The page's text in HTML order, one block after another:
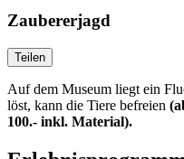
Zaubererjagd
Teilen
Auf dem Museum liegt ein
löst, kann die Tiere befreien
100.- inkl. Material).